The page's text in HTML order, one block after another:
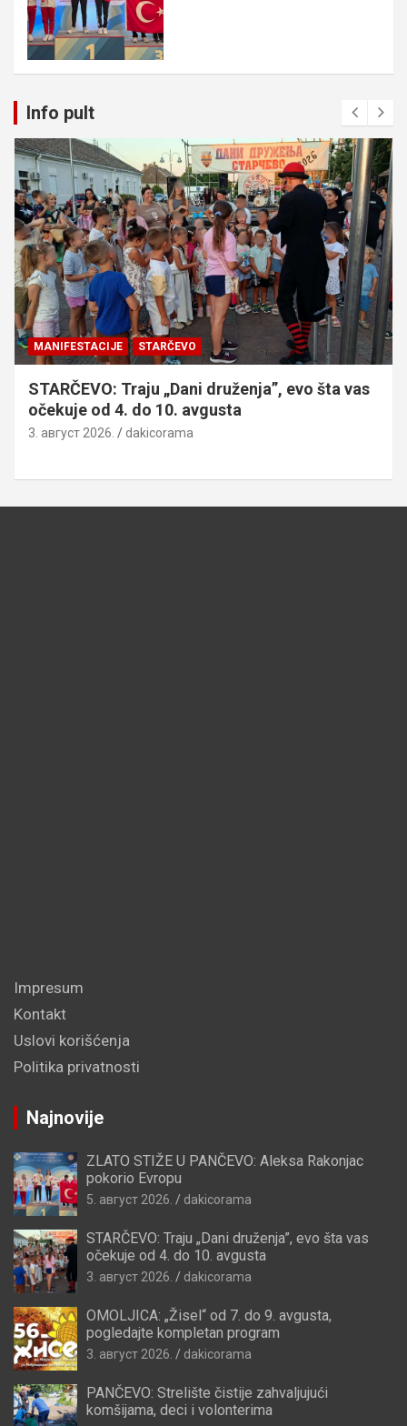
Info pult
MANIFESTACIJE STARČEVO
STARČEVO: Traju „Dani druženja”, evo šta vas
očekuje od 4. do 10. avgusta
3. август 2026. dakicorama
Impresum
Kontakt
Uslovi korišćenja
Politika privatnosti
Najnovije
ZLATO STIŽE U PANČEVO: Aleksa Rakonjac
pokorio Evropu
5. август 2026. dakicorama
STARČEVO: Traju „Dani druženja”, evo šta vas
očekuje od 4. do 10. avgusta
3. август 2026. dakicorama
OMOLJICA: „Žisel“ od 7. do 9. avgusta,
pogledajte kompletan program
3. август 2026. dakicorama
PANČEVO: Strelište čistije zahvaljujući
komšijama, deci i volonterima